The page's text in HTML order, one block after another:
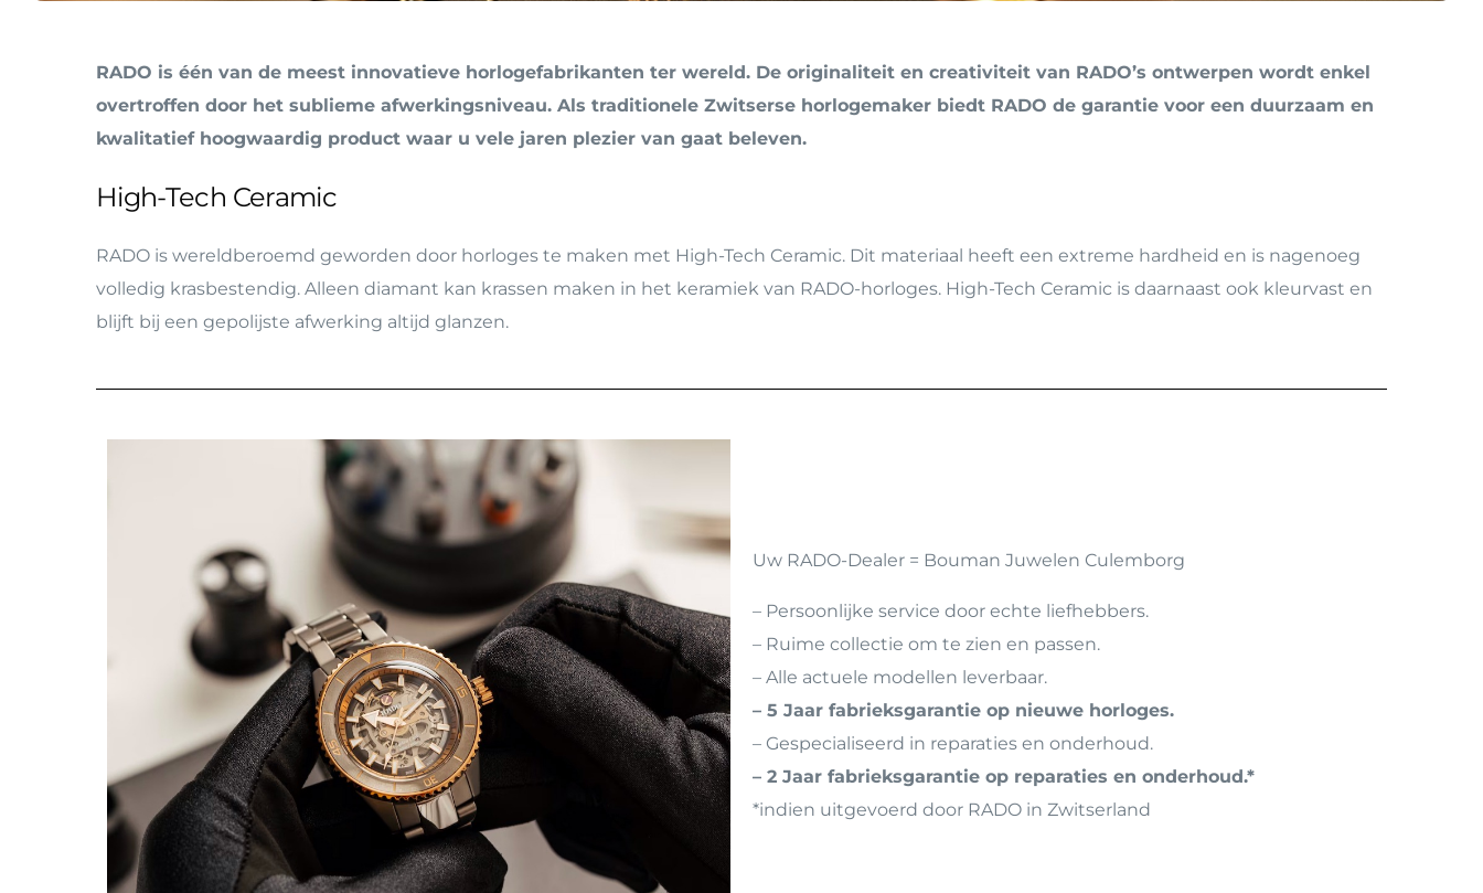
Alle merken
Alle merken Personalisatie
Reparatie & Onderhoud
Butler Service
Private Shopping
BTW-vrij Winkelen
Graveren
In de media Bouman Luxe Groep
Minder valide
RADO is één van de meest innovatieve horlogefabrikanten ter wereld. De originaliteit en creativiteit van RADO’s ontwerpen wordt enkel
overtroffen door het sublieme afwerkingsniveau. Als traditionele Zwitserse horlogemaker biedt RADO de garantie voor een duurzaam en
kwalitatief hoogwaardig product waar u vele jaren plezier van gaat beleven.
High-Tech Ceramic
RADO is wereldberoemd geworden door horloges te maken met High-Tech Ceramic. Dit materiaal heeft een extreme hardheid en is nagenoeg
volledig krasbestendig. Alleen diamant kan krassen maken in het keramiek van RADO-horloges. High-Tech Ceramic is daarnaast ook kleurvast en
blijft bij een gepolijste afwerking altijd glanzen.
Uw RADO-Dealer = Bouman Juwelen Culemborg
– Persoonlijke service door echte liefhebbers.
– Ruime collectie om te zien en passen.
– Alle actuele modellen leverbaar.
– 5 Jaar fabrieksgarantie op nieuwe horloges.
– Gespecialiseerd in reparaties en onderhoud.
– 2 Jaar fabrieksgarantie op reparaties en onderhoud.*
*indien uitgevoerd door RADO in Zwitserland